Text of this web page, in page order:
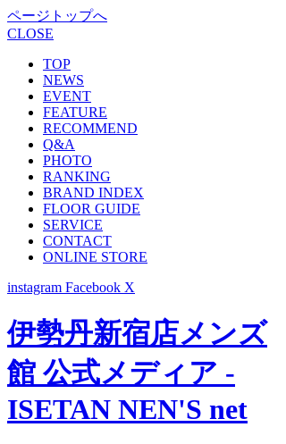
ページトップへ
CLOSE
TOP
NEWS
EVENT
FEATURE
RECOMMEND
Q&A
PHOTO
RANKING
BRAND INDEX
FLOOR GUIDE
SERVICE
CONTACT
ONLINE STORE
instagram Facebook X
伊勢丹新宿店メンズ
館 公式メディア -
ISETAN NEN'S net